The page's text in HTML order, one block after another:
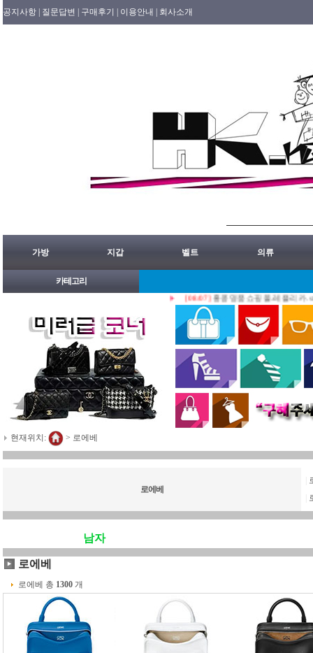
공지사항 | 질문답변 | 구매후기 | 이용안내 | 회사소개
가방 지갑 벨트 의류
카테고리
[08/07]
홍콩명품쇼핑몰.레플리카.st.홍콩
현재위치: > 로에베
로에베
남자
로에베
로에베 총 1300 개